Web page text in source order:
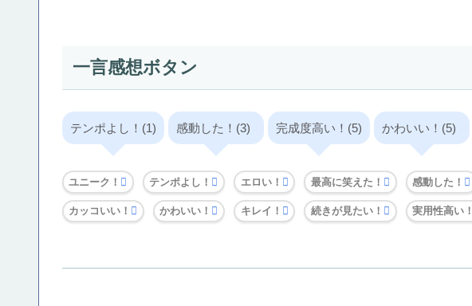
一言感想ボタン
テンポよし！(1) 感動した！(3) 完成度高い！(5) かわいい！(5)
ユニーク！ テンポよし！ エロい！ 最高に笑えた！ 感動した！
カッコいい！ かわいい！ キレイ！ 続きが見たい！ 実用性高い！